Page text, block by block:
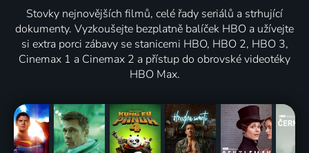
Stovky nejnovějších filmů, celé řady seriálů a strhující
dokumenty. Vyzkoušejte bezplatně balíček HBO a užívejte
si extra porci zábavy se stanicemi HBO, HBO 2, HBO 3,
Cinemax 1 a Cinemax 2 a přístup do obrovské videotéky
HBO Max.